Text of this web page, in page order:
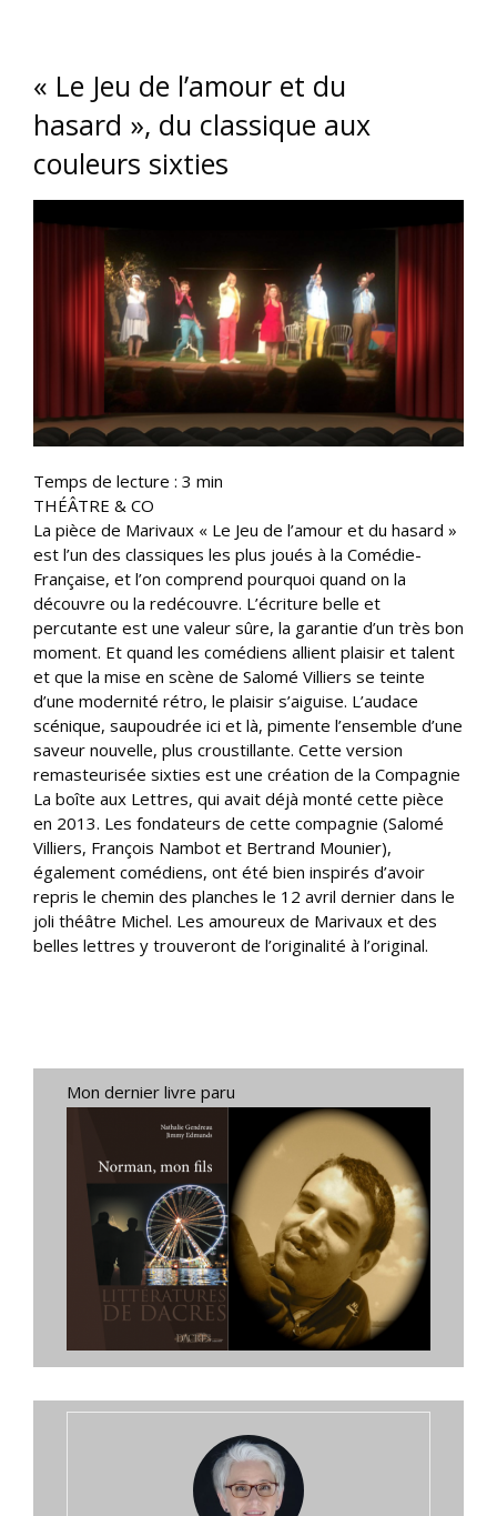
« Le Jeu de l’amour et du
hasard », du classique aux
couleurs sixties
Temps de lecture : 3 min
THÉÂTRE & CO
La pièce de Marivaux « Le Jeu de l’amour et du hasard »
est l’un des classiques les plus joués à la Comédie-
Française, et l’on comprend pourquoi quand on la
découvre ou la redécouvre. L’écriture belle et
percutante est une valeur sûre, la garantie d’un très bon
moment. Et quand les comédiens allient plaisir et talent
et que la mise en scène de Salomé Villiers se teinte
d’une modernité rétro, le plaisir s’aiguise. L’audace
scénique, saupoudrée ici et là, pimente l’ensemble d’une
saveur nouvelle, plus croustillante. Cette version
remasteurisée sixties est une création de la Compagnie
La boîte aux Lettres, qui avait déjà monté cette pièce
en 2013. Les fondateurs de cette compagnie (Salomé
Villiers, François Nambot et Bertrand Mounier),
également comédiens, ont été bien inspirés d’avoir
repris le chemin des planches le 12 avril dernier dans le
joli théâtre Michel. Les amoureux de Marivaux et des
belles lettres y trouveront de l’originalité à l’original.
Mon dernier livre paru